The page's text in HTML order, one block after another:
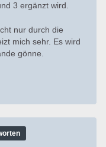
3 ergänzt wird.
nur durch die
mich sehr. Es wird
gönne.